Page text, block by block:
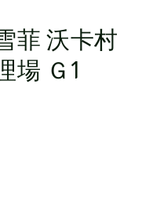
菲 沃卡村
場 Ｇ1